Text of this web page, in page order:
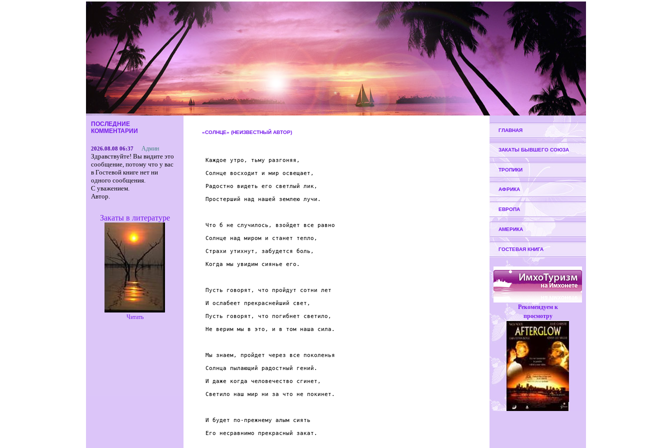
ПОСЛЕДНИЕ
КОММЕНТАРИИ
2026.08.08 06:37 Админ
Здравствуйте! Вы видите это
сообщение, потому что у вас
в Гостевой книге нет ни
одного сообщения.
С уважением.
Автор.
Закаты в литературе
Читать
«СОЛНЦЕ» (НЕИЗВЕСТНЫЙ АВТОР)
Каждое утро, тьму разгоняя,
Солнце восходит и мир освещает,
Радостно видеть его светлый лик,
Простерший над нашей землею лучи.
Что б не случилось, взойдет все равно
Солнце над миром и станет тепло,
Страхи утихнут, забудется боль,
Когда мы увидим сиянье его.
Пусть говорят, что пройдут сотни лет
И ослабеет прекраснейший свет,
Пусть говорят, что погибнет светило,
Не верим мы в это, и в том наша сила.
Мы знаем, пройдет через все поколенья
Солнца пылающий радостный гений.
И даже когда человечество сгинет,
Светило наш мир ни за что не покинет.
И будет по-прежнему алым сиять
Его несравнимо прекрасный закат.
ГЛАВНАЯ
ЗАКАТЫ БЫВШЕГО СОЮЗА
ТРОПИКИ
АФРИКА
ЕВРОПА
АМЕРИКА
ГОСТЕВАЯ КНИГА
Рекомендуем к
просмотру